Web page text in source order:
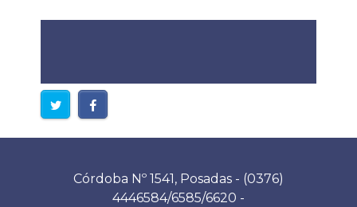
Córdoba Nº 1541, Posadas - (0376)
4446584/6585/6620 -